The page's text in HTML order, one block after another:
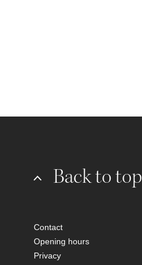
Back to top
Contact
Opening hours
Privacy